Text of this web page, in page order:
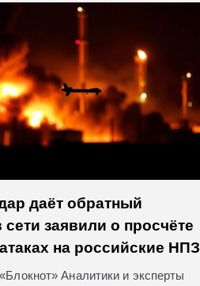
даёт обратный
заявили о просчёте
на российские НПЗ
Аналитики и эксперты